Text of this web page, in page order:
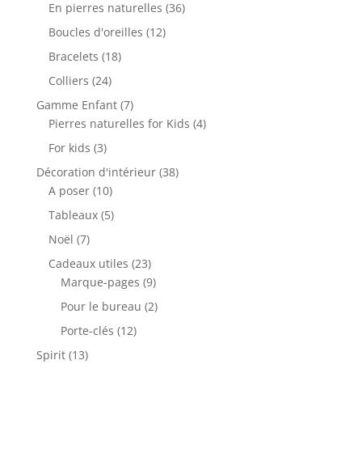
produits
En pierres naturelles 3636
Boucles d'oreilles 1212
Bracelets 1818
Colliers 2424
produits
Gamme Enfant 77
produits
Pierres naturelles for Kids 44
For kids 33
produits
Décoration d'intérieur 3838
A poser 1010
produits
Tableaux 55
Noël 77
produits
Cadeaux utiles 2323
produits
Marque-pages 99
produits
Pour le bureau 22
Porte-clés 1212
Spirit 1313